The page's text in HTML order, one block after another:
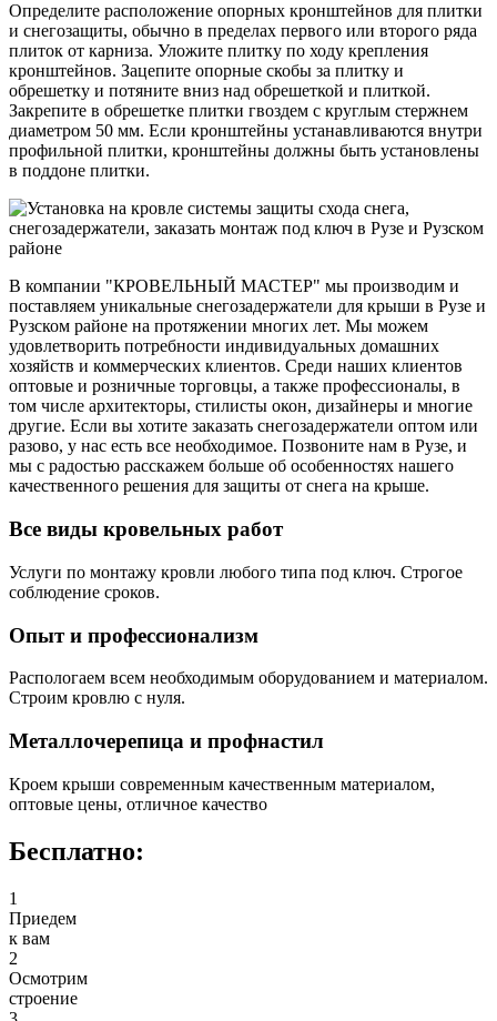
Определите расположение опорных кронштейнов для плитки
и снегозащиты, обычно в пределах первого или второго ряда
плиток от карниза. Уложите плитку по ходу крепления
кронштейнов. Зацепите опорные скобы за плитку и
обрешетку и потяните вниз над обрешеткой и плиткой.
Закрепите в обрешетке плитки гвоздем с круглым стержнем
диаметром 50 мм. Если кронштейны устанавливаются внутри
профильной плитки, кронштейны должны быть установлены
в поддоне плитки.
В компании "КРОВЕЛЬНЫЙ МАСТЕР" мы производим и
поставляем уникальные снегозадержатели для крыши в Рузе и
Рузском районе на протяжении многих лет. Мы можем
удовлетворить потребности индивидуальных домашних
хозяйств и коммерческих клиентов. Среди наших клиентов
оптовые и розничные торговцы, а также профессионалы, в
том числе архитекторы, стилисты окон, дизайнеры и многие
другие. Если вы хотите заказать снегозадержатели оптом или
разово, у нас есть все необходимое. Позвоните нам в Рузе, и
мы с радостью расскажем больше об особенностях нашего
качественного решения для защиты от снега на крыше.
Все виды кровельных работ
Услуги по монтажу кровли любого типа под ключ. Строгое
соблюдение сроков.
Опыт и профессионализм
Распологаем всем необходимым оборудованием и материалом.
Строим кровлю с нуля.
Металлочерепица и профнастил
Кроем крыши современным качественным материалом,
оптовые цены, отличное качество
Бесплатно:
1
Приедем
к вам
2
Осмотрим
строение